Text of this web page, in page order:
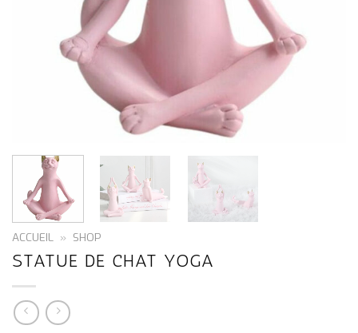
ACCUEIL » SHOP
STATUE DE CHAT YOGA